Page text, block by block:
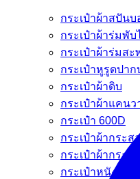
กระเป๋าผ้าสปัน
กระเป๋าผ้าร่มพับ
กระเป๋าผ้าร่มสะ
กระเป๋าหูรูดปา
กระเป๋าผ้าดิบ
กระเป๋าผ้าแคนว
กระเป๋า 600D
กระเป๋าผ้ากระสอ
กระเป๋าผ้ากระส
กระเป๋าหนัง